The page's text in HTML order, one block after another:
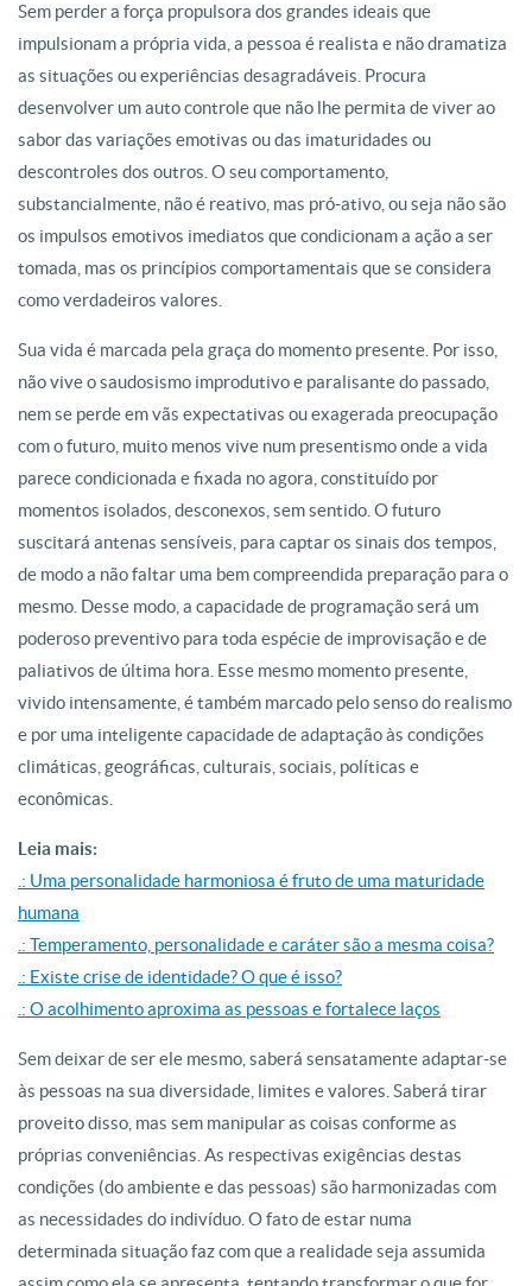
Sem perder a força propulsora dos grandes ideais que
impulsionam a própria vida, a pessoa é realista e não dramatiza
as situações ou experiências desagradáveis. Procura
desenvolver um auto controle que não lhe permita de viver ao
sabor das variações emotivas ou das imaturidades ou
descontroles dos outros. O seu comportamento,
substancialmente, não é reativo, mas pró-ativo, ou seja não são
os impulsos emotivos imediatos que condicionam a ação a ser
tomada, mas os princípios comportamentais que se considera
como verdadeiros valores.
Sua vida é marcada pela graça do momento presente. Por isso,
não vive o saudosismo improdutivo e paralisante do passado,
nem se perde em vãs expectativas ou exagerada preocupação
com o futuro, muito menos vive num presentismo onde a vida
parece condicionada e fixada no agora, constituído por
momentos isolados, desconexos, sem sentido. O futuro
suscitará antenas sensíveis, para captar os sinais dos tempos,
de modo a não faltar uma bem compreendida preparação para o
mesmo. Desse modo, a capacidade de programação será um
poderoso preventivo para toda espécie de improvisação e de
paliativos de última hora. Esse mesmo momento presente,
vivido intensamente, é também marcado pelo senso do realismo
e por uma inteligente capacidade de adaptação às condições
climáticas, geográficas, culturais, sociais, políticas e
econômicas.
Leia mais:
.: Uma personalidade harmoniosa é fruto de uma maturidade
humana
.: Temperamento, personalidade e caráter são a mesma coisa?
.: Existe crise de identidade? O que é isso?
.: O acolhimento aproxima as pessoas e fortalece laços
Sem deixar de ser ele mesmo, saberá sensatamente adaptar-se
às pessoas na sua diversidade, limites e valores. Saberá tirar
proveito disso, mas sem manipular as coisas conforme as
próprias conveniências. As respectivas exigências destas
condições (do ambiente e das pessoas) são harmonizadas com
as necessidades do indivíduo. O fato de estar numa
determinada situação faz com que a realidade seja assumida